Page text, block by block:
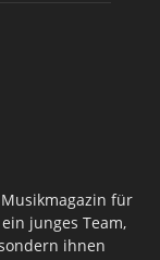
für
junges Team,
ihnen